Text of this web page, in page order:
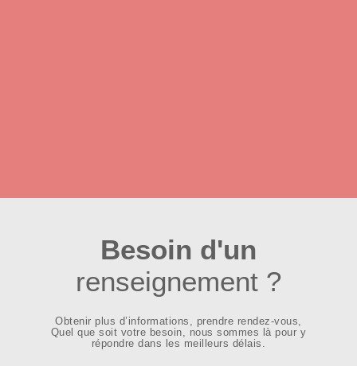
Besoin d'un
renseignement ?
Obtenir plus d’informations, prendre rendez-vous,
Quel que soit votre besoin, nous sommes là pour y
répondre dans les meilleurs délais.